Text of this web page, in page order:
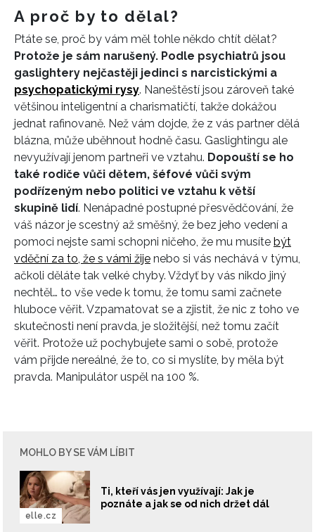
A proč by to dělal?
Ptáte se, proč by vám měl tohle někdo chtít dělat?
Protože je sám narušený. Podle psychiatrů jsou
gaslightery nejčastěji jedinci s narcistickými a
psychopatickými rysy. Naneštěstí jsou zároveň také
většinou inteligentní a charismatičtí, takže dokážou
jednat rafinovaně. Než vám dojde, že z vás partner dělá
blázna, může uběhnout hodně času. Gaslightingu ale
nevyužívají jenom partneři ve vztahu. Dopouští se ho
také rodiče vůči dětem, šéfové vůči svým
podřízeným nebo politici ve vztahu k větší
skupině lidí. Nenápadné postupné přesvědčování, že
váš názor je scestný až směšný, že bez jeho vedení a
pomoci nejste sami schopni ničeho, že mu musíte být
vděční za to, že s vámi žije nebo si vás nechává v týmu,
ačkoli děláte tak velké chyby. Vždyť by vás nikdo jiný
nechtěl… to vše vede k tomu, že tomu sami začnete
hluboce věřit. Vzpamatovat se a zjistit, že nic z toho ve
skutečnosti není pravda, je složitější, než tomu začít
věřit. Protože už pochybujete sami o sobě, protože
vám přijde nereálné, že to, co si myslíte, by měla být
pravda. Manipulátor uspěl na 100 %.
MOHLO BY SE VÁM LÍBIT
Ti, kteří vás jen využívají: Jak je
poznáte a jak se od nich držet dál
elle.cz